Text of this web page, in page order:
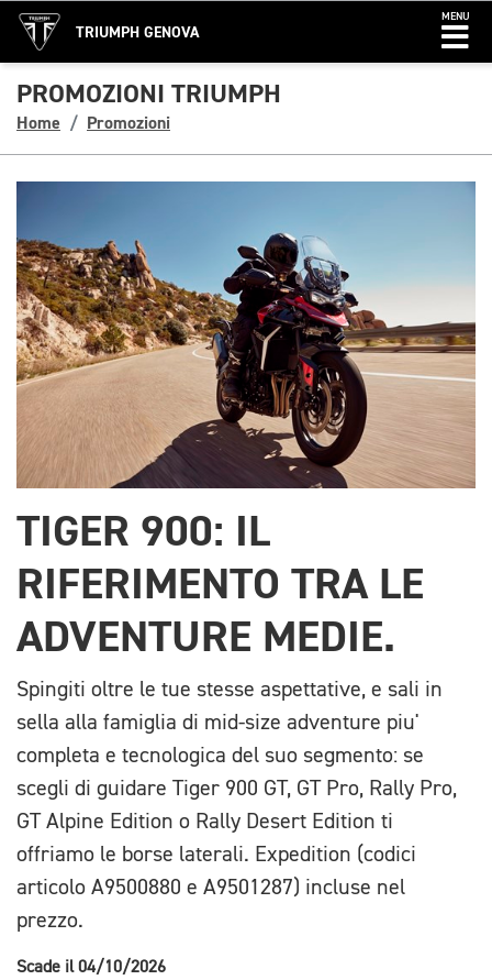
TRIUMPH GENOVA
MENU
PROMOZIONI TRIUMPH
Home Promozioni
TIGER 900: IL
RIFERIMENTO TRA LE
ADVENTURE MEDIE.
Spingiti oltre le tue stesse aspettative, e sali in
sella alla famiglia di mid-size adventure piu'
completa e tecnologica del suo segmento: se
scegli di guidare Tiger 900 GT, GT Pro, Rally Pro,
GT Alpine Edition o Rally Desert Edition ti
offriamo le borse laterali. Expedition (codici
articolo A9500880 e A9501287) incluse nel
prezzo.
Scade il 04/10/2026